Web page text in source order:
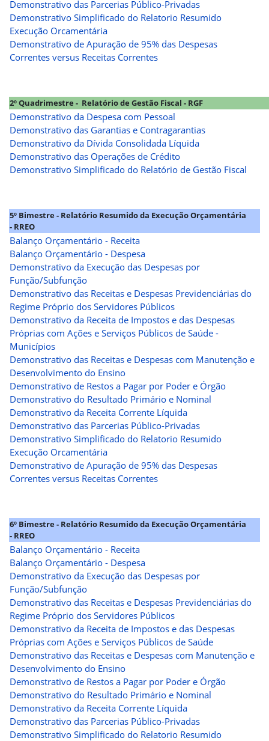
Demonstrativo das Parcerias Público-Privadas
Demonstrativo Simplificado do Relatorio Resumido
Execução Orcamentária
Demonstrativo de Apuração de 95% das Despesas
Correntes versus Receitas Correntes
2º Quadrimestre - Relatório de Gestão Fiscal - RGF
Demonstrativo da Despesa com Pessoal
Demonstrativo das Garantias e Contragarantias
Demonstrativo da Dívida Consolidada Líquida
Demonstrativo das Operações de Crédito
Demonstrativo Simplificado do Relatório de Gestão Fiscal
5º Bimestre - Relatório Resumido da Execução Orçamentária
- RREO
Balanço Orçamentário - Receita
Balanço Orçamentário - Despesa
Demonstrativo da Execução das Despesas por
Função/Subfunção
Demonstrativo das Receitas e Despesas Previdenciárias do
Regime Próprio dos Servidores Públicos
Demonstrativo da Receita de Impostos e das Despesas
Próprias com Ações e Serviços Públicos de Saúde -
Municípios
Demonstrativo das Receitas e Despesas com Manutenção e
Desenvolvimento do Ensino
Demonstrativo de Restos a Pagar por Poder e Órgão
Demonstrativo do Resultado Primário e Nominal
Demonstrativo da Receita Corrente Líquida
Demonstrativo das Parcerias Público-Privadas
Demonstrativo Simplificado do Relatorio Resumido
Execução Orcamentária
Demonstrativo de Apuração de 95% das Despesas
Correntes versus Receitas Correntes
6º Bimestre - Relatório Resumido da Execução Orçamentária
- RREO
Balanço Orçamentário - Receita
Balanço Orçamentário - Despesa
Demonstrativo da Execução das Despesas por
Função/Subfunção
Demonstrativo das Receitas e Despesas Previdenciárias do
Regime Próprio dos Servidores Públicos
Demonstrativo da Receita de Impostos e das Despesas
Próprias com Ações e Serviços Públicos de Saúde
Demonstrativo das Receitas e Despesas com Manutenção e
Desenvolvimento do Ensino
Demonstrativo de Restos a Pagar por Poder e Órgão
Demonstrativo do Resultado Primário e Nominal
Demonstrativo da Receita Corrente Líquida
Demonstrativo das Parcerias Público-Privadas
Demonstrativo Simplificado do Relatorio Resumido